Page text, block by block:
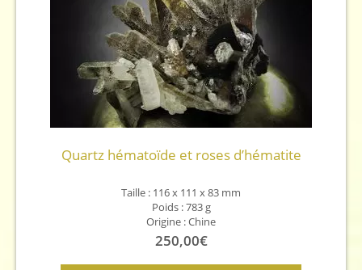
Quartz hématoïde et roses d’hématite
Taille : 116 x 111 x 83 mm
Poids : 783 g
Origine : Chine
250,00€